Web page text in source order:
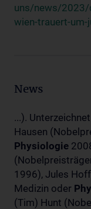
uns/news/2023/
wien-trauert-
News
...).
Hausen
Physiologie
1996), Jules
Medizin oder
(Tim) Hunt